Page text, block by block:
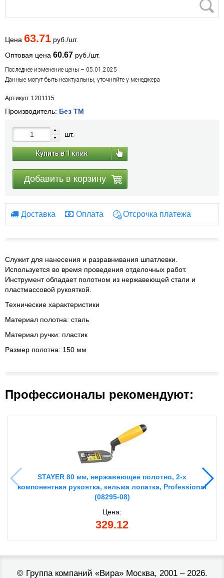
Цена 63.71 руб./шт.
Оптовая цена 60.67 руб./шт.
Последнее изменение цены – 05.01.2025
Данные могут быть неактуальны, уточняйте у менеджера
Артикул: 1201115
Производитель: Без ТМ
шт.
Купить в 1 клик
Добавить в корзину
Доставка Оплата Отсрочка платежа
Служит для нанесения и разравнивания шпатлевки.
Используется во время проведения отделочных работ.
Инструмент обладает полотном из нержавеющей стали и
пластмассовой рукояткой.
Технические характеристики
Материал полотна: сталь
Материал ручки: пластик
Размер полотна: 150 мм
Профессионалы рекомендуют:
STAYER 80 мм, нержавеющее полотно, 2-х
компонентная рукоятка, кельма лопатка, Professional
(08295-08)
Цена:
329.12
© Группа компаний «Вира»Москва, 2001 – 2026.